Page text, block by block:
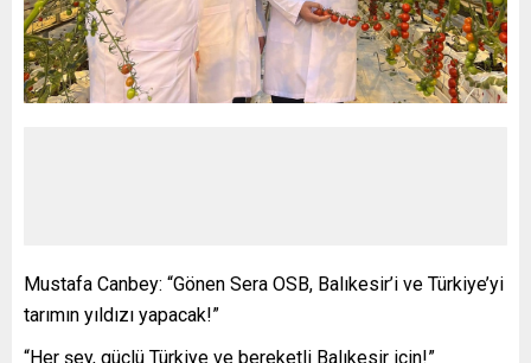
Mustafa Canbey: “Gönen Sera OSB, Balıkesir’i ve Türkiye’yi
tarımın yıldızı yapacak!”
“Her şey, güçlü Türkiye ve bereketli Balıkesir için!”